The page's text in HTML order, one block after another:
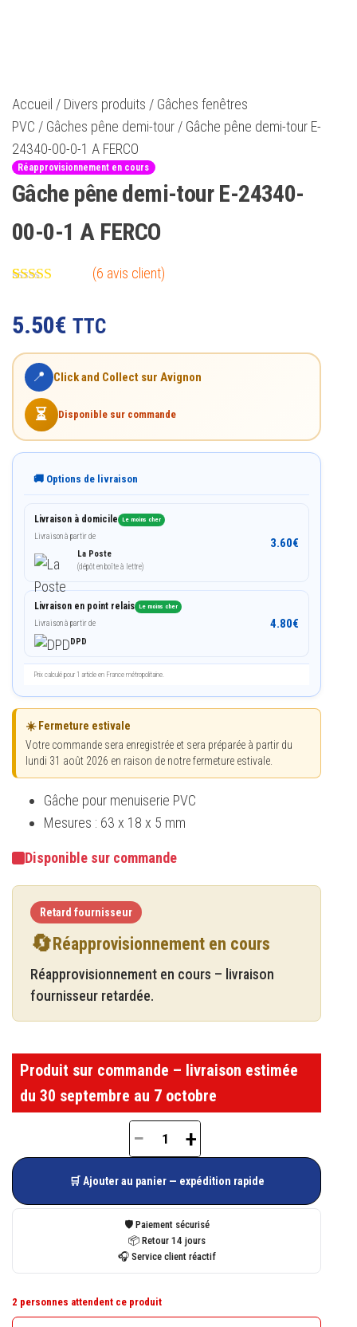
Accueil / Divers produits / Gâches fenêtres
PVC / Gâches pêne demi-tour / Gâche pêne demi-tour E-
24340-00-0-1 A FERCO
Réapprovisionnement en cours
Gâche pêne demi-tour E-24340-
00-0-1 A FERCO
surnotations
client
(6 avis client)
5.50€ TTC
📍 Click and Collect sur Avignon
⏳ Disponible sur commande
🚚 Options de livraison
Livraison à domicile Le moins cher
Livraison à partir de
La Poste
(dépôt en boîte à lettre)
3.60€
Livraison en point relais Le moins cher
Livraison à partir de
DPD
4.80€
Prix calculé pour 1 article en France métropolitaine.
☀️ Fermeture estivale
Votre commande sera enregistrée et sera préparée à partir du
lundi 31 août 2026 en raison de notre fermeture estivale.
Gâche pour menuiserie PVC
Mesures : 63 x 18 x 5 mm
Disponible sur commande
Retard fournisseur
🔄Réapprovisionnement en cours
Réapprovisionnement en cours – livraison
fournisseur retardée.
Produit sur commande – livraison estimée
du 30 septembre au 7 octobre
quantité
Gâche
pêne
demi-
tour
24340-
− +
🛒 Ajouter au panier — expédition rapide
🛡️ Paiement sécurisé
📦 Retour 14 jours
🎧 Service client réactif
2 personnes attendent ce produit